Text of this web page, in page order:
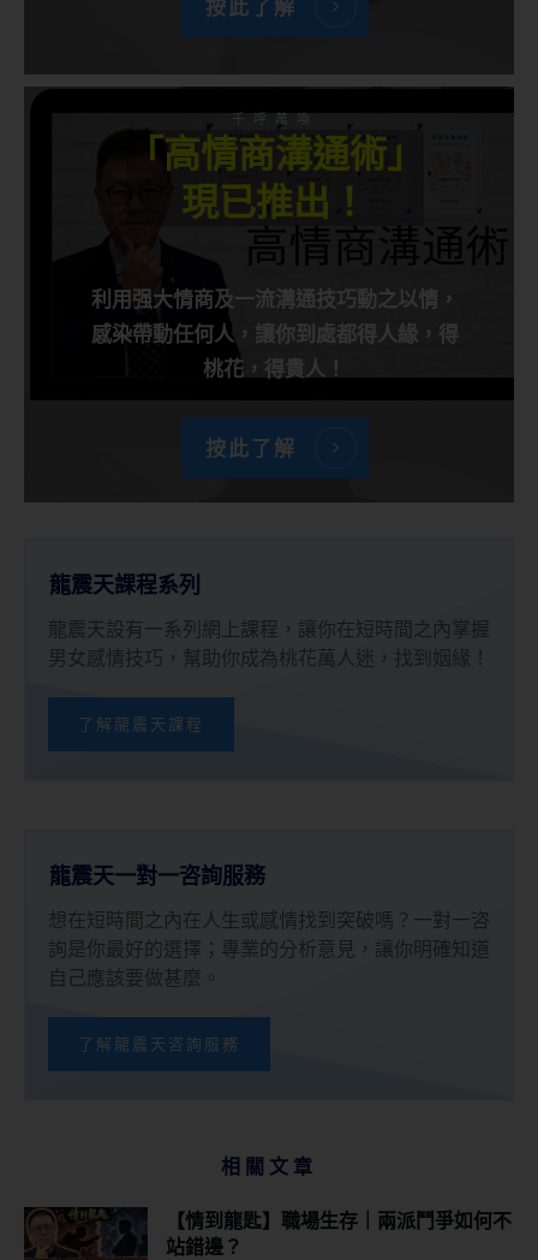
按此了解
千呼萬喚
「高情商溝通術」
現已推出！
利用强大情商及一流溝通技巧動之以情，
感染帶動任何人，讓你到處都得人緣，得
桃花，得貴人！
按此了解
龍震天課程系列
龍震天設有一系列網上課程，讓你在短時間之內掌握
男女感情技巧，幫助你成為桃花萬人迷，找到姻緣！
了解龍震天課程
龍震天一對一咨詢服務
想在短時間之內在人生或感情找到突破嗎？一對一咨
詢是你最好的選擇；專業的分析意見，讓你明確知道
自己應該要做甚麼。
了解龍震天咨詢服務
相關文章
【情到龍匙】職場生存｜兩派鬥爭如何不
站錯邊？